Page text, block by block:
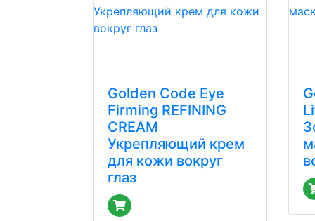
Golden Code Eye
Firming REFINING
CREAM
Укрепляющий крем
для кожи вокруг
глаз